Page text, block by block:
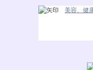
美容、健